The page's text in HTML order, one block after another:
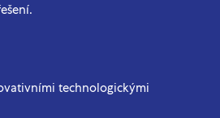
technologickými